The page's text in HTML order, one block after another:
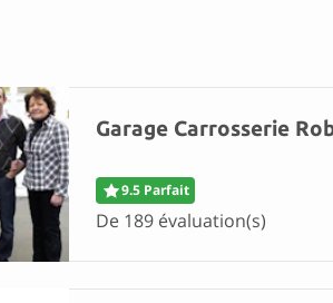
Garage Carrosserie
9.5 Parfait
De 189 évaluation(s)